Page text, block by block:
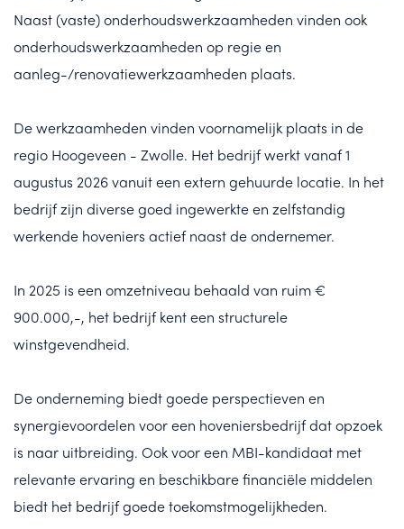
Naast (vaste) onderhoudswerkzaamheden vinden ook
onderhoudswerkzaamheden op regie en
aanleg-/renovatiewerkzaamheden plaats.
De werkzaamheden vinden voornamelijk plaats in de
regio Hoogeveen - Zwolle. Het bedrijf werkt vanaf 1
augustus 2026 vanuit een extern gehuurde locatie. In het
bedrijf zijn diverse goed ingewerkte en zelfstandig
werkende hoveniers actief naast de ondernemer.
In 2025 is een omzetniveau behaald van ruim €
900.000,-, het bedrijf kent een structurele
winstgevendheid.
De onderneming biedt goede perspectieven en
synergievoordelen voor een hoveniersbedrijf dat opzoek
is naar uitbreiding. Ook voor een MBI-kandidaat met
relevante ervaring en beschikbare financiële middelen
biedt het bedrijf goede toekomstmogelijkheden.